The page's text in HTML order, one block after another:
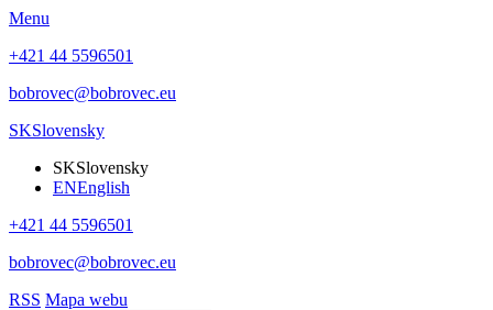
Menu
+421 44 5596501
bobrovec@bobrovec.eu
SKSlovensky
SKSlovensky
ENEnglish
+421 44 5596501
bobrovec@bobrovec.eu
RSS Mapa webu